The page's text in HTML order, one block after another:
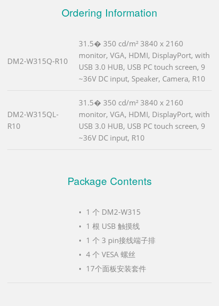
Ordering Information
DM2-W315Q-R10
31.5� 350 cd/m² 3840 x 2160
monitor, VGA, HDMI, DisplayPort, with
USB 3.0 HUB, USB PC touch screen, 9
~36V DC input, Speaker, Camera, R10
DM2-W315QL-
R10
31.5� 350 cd/m² 3840 x 2160
monitor, VGA, HDMI, DisplayPort, with
USB 3.0 HUB, USB PC touch screen, 9
~36V DC input, R10
Package Contents
1 个 DM2-W315
1 根 USB 触摸线
1 个 3 pin接线端子排
4 个 VESA 螺丝
17个面板安装套件